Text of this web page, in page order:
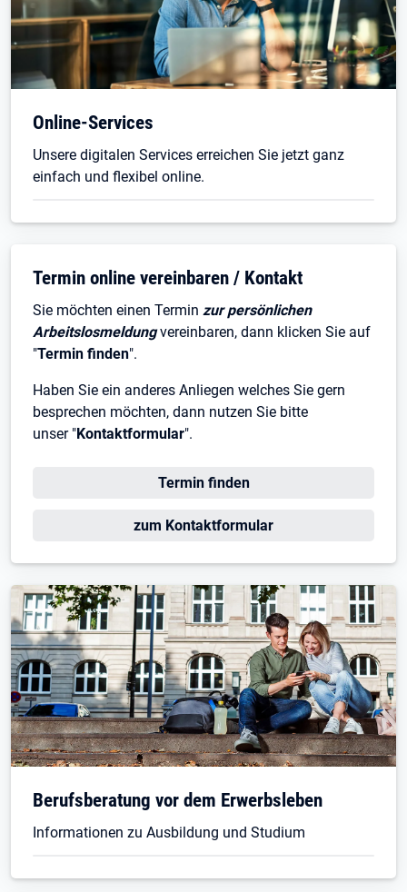
Öffnet in neuem Tab
Online-Services
Unsere digitalen Services erreichen Sie jetzt ganz
einfach und flexibel online.
Termin online vereinbaren / Kontakt
Sie möchten einen Termin zur persönlichen
Arbeitslosmeldungvereinbaren, dann klicken Sie auf
"Termin finden".
Haben Sie ein anderes Anliegen welches Sie gern
besprechen möchten, dann nutzen Sie bitte
unser "Kontaktformular".
Öffnet in neuem Tab
Termin finden
Öffnet in neuem Tab
zum Kontaktformular
Öffnet in neuem Tab
Berufsberatung vor dem Erwerbsleben
Informationen zu Ausbildung und Studium